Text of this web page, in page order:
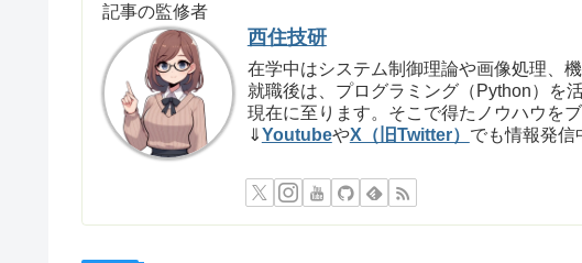
記事の監修者
西住技研
在学中はシステム制御理論や画像処理、
就職後は、プログラミング（Python）を
現在に至ります。そこで得たノウハウを
⇓YoutubeやX（旧Twitter） でも情報発信